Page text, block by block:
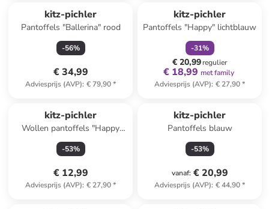
kitz-pichler
Pantoffels "Ballerina" rood
-56%
€ 34,99
Adviesprijs (AVP): € 79,90*
kitz-pichler
Pantoffels "Happy" lichtblauw
-31%
€ 20,99regulier
€ 18,99 met family
Adviesprijs (AVP): € 27,90*
kitz-pichler
Wollen pantoffels "Happy
Take it easy" donkerblauw
-53%
€ 12,99
Adviesprijs (AVP): € 27,90*
kitz-pichler
Pantoffels blauw
-53%
vanaf: € 20,99
Adviesprijs (AVP): € 44,90*